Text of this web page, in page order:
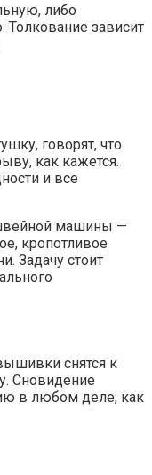
либо
Толкование зависит
говорят, что
как кажется.
и все
машины —
кропотливое
Задачу стоит
снятся к
Сновидение
в любом деле, как